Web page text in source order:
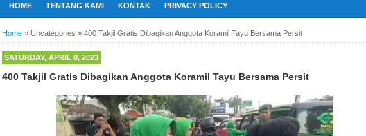
HOME TENTANG KAMI KONTAK PRIVACY POLICY
Home » Uncategories » 400 Takjil Gratis Dibagikan Anggota Koramil Tayu Bersama Persit
SATURDAY, APRIL 8, 2023
400 Takjil Gratis Dibagikan Anggota Koramil Tayu Bersama Persit